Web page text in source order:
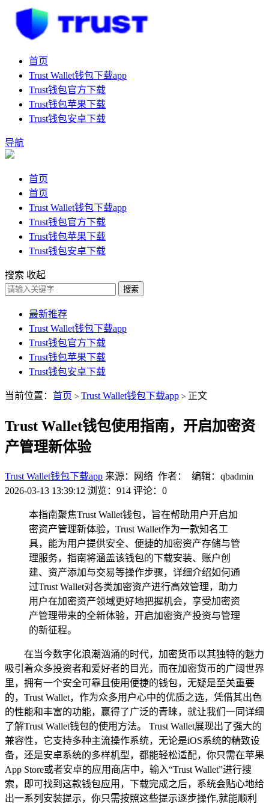
首页
Trust Wallet钱包下载app
Trust钱包官方下载
Trust钱包苹果下载
Trust钱包安卓下载
导航
首页
首页
Trust Wallet钱包下载app
Trust钱包官方下载
Trust钱包苹果下载
Trust钱包安卓下载
搜索 收起
搜索
最新推荐
Trust Wallet钱包下载app
Trust钱包官方下载
Trust钱包苹果下载
Trust钱包安卓下载
当前位置： 首页 > Trust Wallet钱包下载app > 正文
Trust Wallet钱包使用指南，开启加密资
产管理新体验
Trust Wallet钱包下载app 来源：网络 作者： 编辑：qbadmin
2026-03-13 13:39:12 浏览：914 评论：0
本指南聚焦Trust Wallet钱包，旨在帮助用户开启加
密资产管理新体验，Trust Wallet作为一款知名工
具，能为用户提供安全、便捷的加密资产存储与管
理服务，指南将涵盖该钱包的下载安装、账户创
建、资产添加与交易等操作步骤，详细介绍如何通
过Trust Wallet对各类加密资产进行高效管理，助力
用户在加密资产领域更好地把握机会，享受加密资
产管理带来的全新体验，开启加密资产投资与管理
的新征程。
在当今数字化浪潮汹涌的时代，加密货币以其独特的魅力
吸引着众多投资者和爱好者的目光，而在加密货币的广阔世界
里，拥有一个安全可靠且使用便捷的钱包，无疑是至关重要
的，Trust Wallet，作为众多用户心中的优质之选，凭借其出色
的性能和丰富的功能，赢得了广泛的青睐，就让我们一同详细
了解Trust Wallet钱包的使用方法。 Trust Wallet展现出了强大的
兼容性，它支持多种主流操作系统，无论是iOS系统的精致设
备，还是安卓系统的多样机型，都能轻松适配，你只需在苹果
App Store或者安卓的应用商店中，输入“Trust Wallet”进行搜
索，即可找到这款钱包应用，下载完成之后，系统会贴心地给
出一系列安装提示，你只需按照这些提示逐步操作,就能顺利